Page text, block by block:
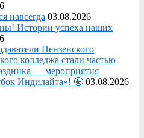
навсегда 03.08.2026
Истории успеха наших
Пензенского
колледжа стали частью
— мероприятия
Индилайта»! 🤩 03.08.2026